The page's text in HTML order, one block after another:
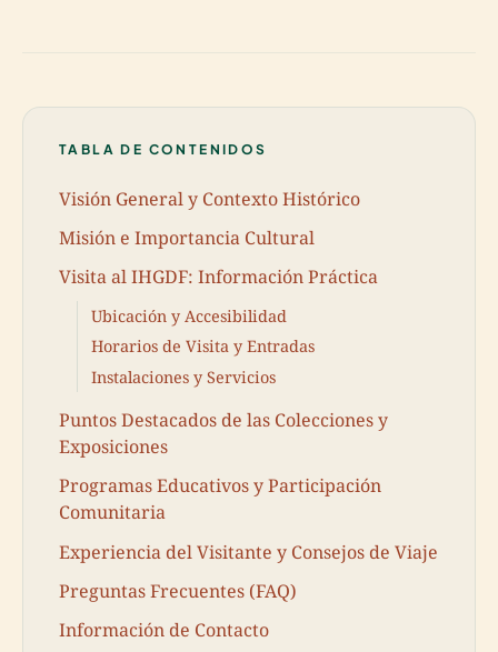
TABLA DE CONTENIDOS
Visión General y Contexto Histórico
Misión e Importancia Cultural
Visita al IHGDF: Información Práctica
Ubicación y Accesibilidad
Horarios de Visita y Entradas
Instalaciones y Servicios
Puntos Destacados de las Colecciones y
Exposiciones
Programas Educativos y Participación
Comunitaria
Experiencia del Visitante y Consejos de Viaje
Preguntas Frecuentes (FAQ)
Información de Contacto